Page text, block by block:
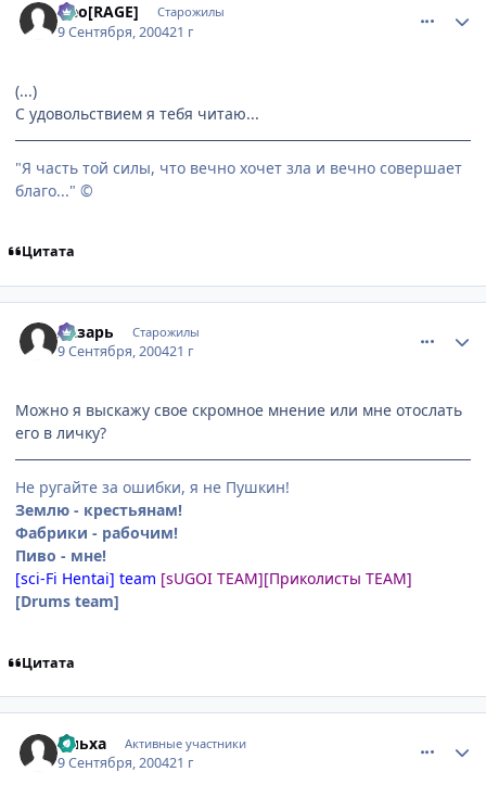
Neo[RAGE] Старожилы
9 Сентября, 200421 г
(...)
С удовольствием я тебя читаю...
"Я часть той силы, что вечно хочет зла и вечно совершает
благо..." ©
Цитата
Лазарь Старожилы
9 Сентября, 200421 г
Можно я выскажу свое скромное мнение или мне отослать
его в личку?
Не ругайте за ошибки, я не Пушкин!
Землю - крестьянам!
Фабрики - рабочим!
Пиво - мне!
[sci-Fi Hentai] team [sUGOI TEAM][Приколисты TEAM]
[Drums team]
Цитата
Ольха Активные участники
9 Сентября, 200421 г